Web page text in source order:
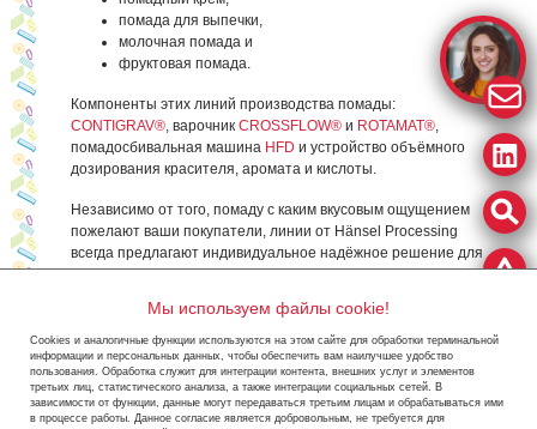
помада для выпечки,
молочная помада и
фруктовая помада.
Компоненты этих линий производства помады:
CONTIGRAV®, варочник CROSSFLOW®и ROTAMAT®,
помадосбивальная машина HFD и устройство объёмного
дозирования красителя, аромата и кислоты.
Независимо от того, помаду с каким вкусовым ощущением
пожелают ваши покупатели, линии от Hänsel Processing
всегда предлагают индивидуальное надёжное решение для
желаемого результата.
Contigrav Crossflow HFD3
Мы используем файлы cookie!
Cookies и аналогичные функции используются на этом сайте для обработки терминальной
информации и персональных данных, чтобы обеспечить вам наилучшее удобство
пользования. Обработка служит для интеграции контента, внешних услуг и элементов
третьих лиц, статистического анализа, а также интеграции социальных сетей. В
зависимости от функции, данные могут передаваться третьим лицам и обрабатываться ими
в процессе работы. Данное согласие является добровольным, не требуется для